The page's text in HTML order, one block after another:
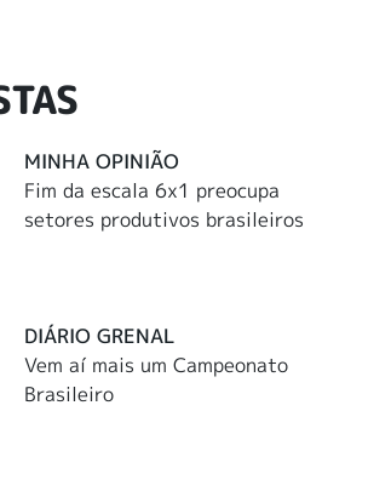
MINHA OPINIÃO
Fim da escala 6x1 preocupa
setores produtivos brasileiros
DIÁRIO GRENAL
Vem aí mais um Campeonato
Brasileiro